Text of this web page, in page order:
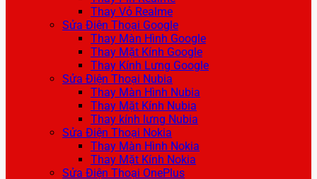
Thay Vỏ Realme
Sửa Điện Thoại Google
Thay Màn Hình Google
Thay Mặt Kính Google
Thay Kính Lưng Google
Sửa Điện Thoại Nubia
Thay Màn Hình Nubia
Thay Mặt Kính Nubia
Thay kính lưng Nubia
Sửa Điện Thoại Nokia
Thay Màn Hình Nokia
Thay Mặt Kính Nokia
Sửa Điện Thoại OnePlus